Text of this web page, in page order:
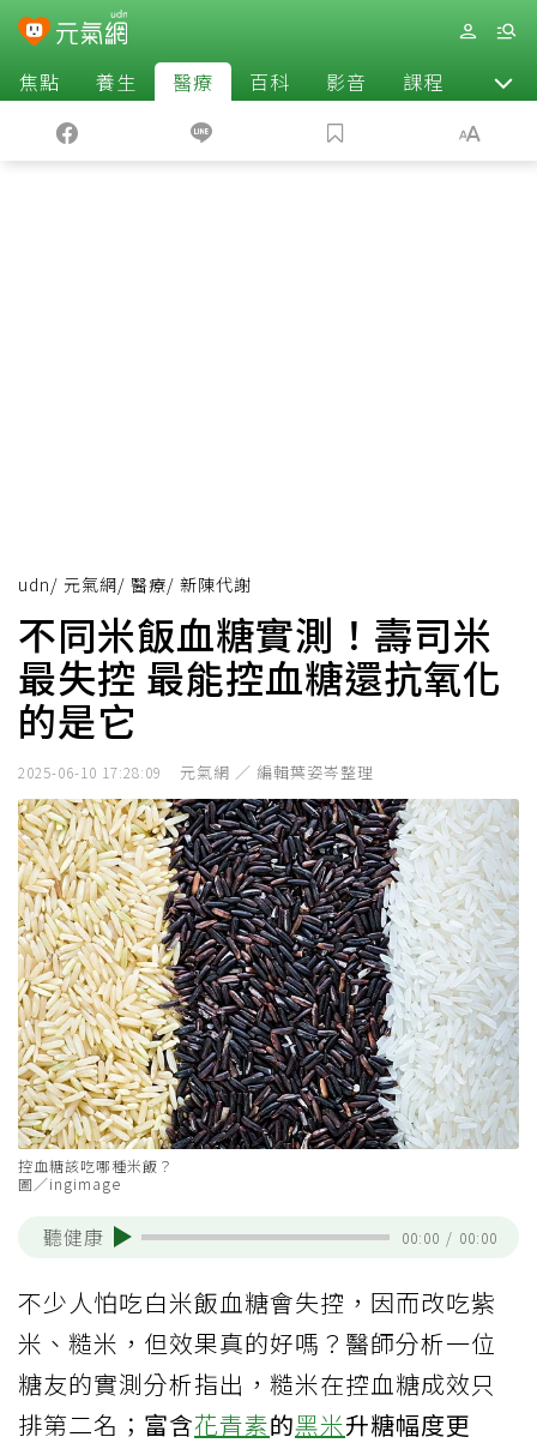
焦點 養生 醫療 百科 影音 課程 退休
udn/ 元氣網/ 醫療/ 新陳代謝
不同米飯血糖實測！壽司米
最失控 最能控血糖還抗氧化
的是它
2025-06-10 17:28:09 元氣網 ／ 編輯葉姿岑整理
控血糖該吃哪種米飯？
圖／ingimage
聽健康 00:00 / 00:00
不少人怕吃白米飯血糖會失控，因而改吃紫
米、糙米，但效果真的好嗎？醫師分析一位
糖友的實測分析指出，糙米在控血糖成效只
排第二名； 富含花青素的黑米升糖幅度更